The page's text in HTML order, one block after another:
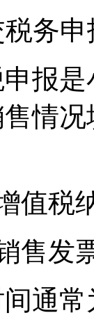
务申
是
情
税
发
常